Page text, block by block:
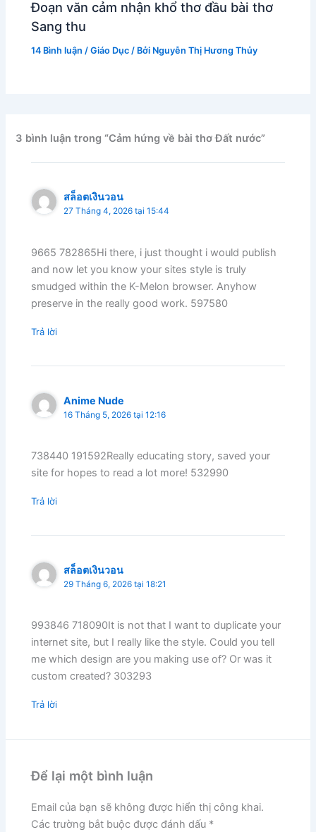
Đoạn văn cảm nhận khổ thơ đầu bài thơ
Sang thu
14 Bình luận /Giáo Dục / Bởi Nguyễn Thị Hương Thủy
3 bình luận trong “Cảm hứng về bài thơ Đất nước”
สล็อตเงินวอน
27 Tháng 4, 2026 tại 15:44
9665 782865Hi there, i just thought i would publish
and now let you know your sites style is truly
smudged within the K-Melon browser. Anyhow
preserve in the really good work. 597580
Trả lời
Anime Nude
16 Tháng 5, 2026 tại 12:16
738440 191592Really educating story, saved your
site for hopes to read a lot more! 532990
Trả lời
สล็อตเงินวอน
29 Tháng 6, 2026 tại 18:21
993846 718090It is not that I want to duplicate your
internet site, but I really like the style. Could you tell
me which design are you making use of? Or was it
custom created? 303293
Trả lời
Để lại một bình luận
Email của bạn sẽ không được hiển thị công khai.
Các trường bắt buộc được đánh dấu *